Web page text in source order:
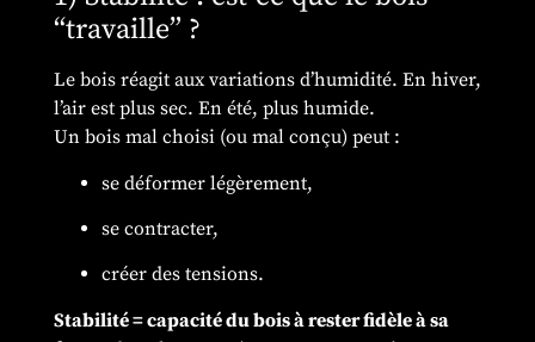
“travaille” ?
Le bois réagit aux variations d’humidité. En hiver,
l’air est plus sec. En été, plus humide.
Un bois mal choisi (ou mal conçu) peut :
se déformer légèrement,
se contracter,
créer des tensions.
Stabilité = capacité du bois à rester fidèle à sa